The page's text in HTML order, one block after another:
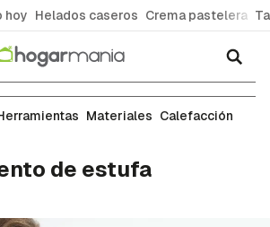
hoy Helados caseros Crema pastelera
Materiales Calefacción
de estufa